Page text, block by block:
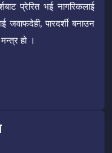
प्रेरित भई नागरिकलाई
जवाफदेही, पारदर्शी बनाउन
हो ।